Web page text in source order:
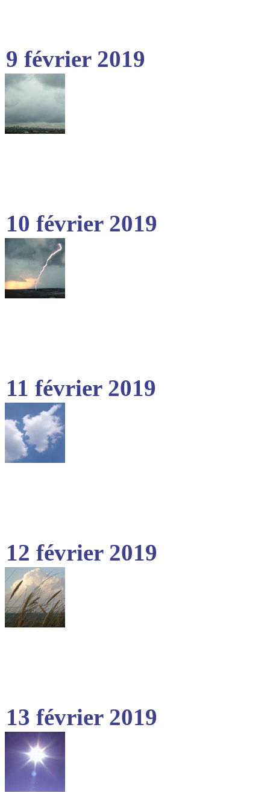
9 février 2019
10 février 2019
11 février 2019
12 février 2019
13 février 2019